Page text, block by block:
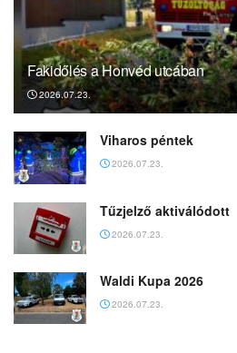
Fakidőlés a Honvéd utcában
2026.07.23.
Viharos péntek
2026.07.23.
Tűzjelző aktiválódott
2026.07.23.
Waldi Kupa 2026
2026.07.23.